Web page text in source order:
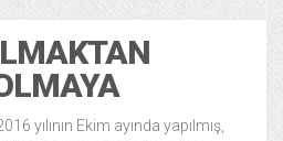
yılının Ekim ayında yapılmış,